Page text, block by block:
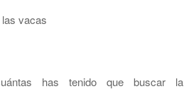
vacas
has tenido que buscar la